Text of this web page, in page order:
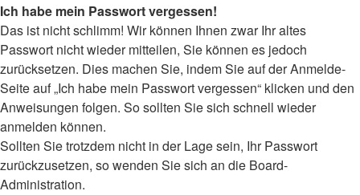
Ich habe mein Passwort vergessen!
Das ist nicht schlimm! Wir können Ihnen zwar Ihr altes
Passwort nicht wieder mitteilen, Sie können es jedoch
zurücksetzen. Dies machen Sie, indem Sie auf der Anmelde-
Seite auf „Ich habe mein Passwort vergessen“ klicken und den
Anweisungen folgen. So sollten Sie sich schnell wieder
anmelden können.
Sollten Sie trotzdem nicht in der Lage sein, Ihr Passwort
zurückzusetzen, so wenden Sie sich an die Board-
Administration.